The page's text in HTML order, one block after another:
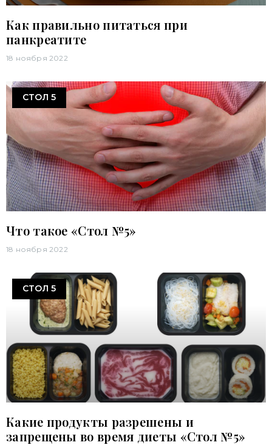
Как правильно питаться при
панкреатите
18 ноября 2022
СТОЛ 5
Что такое «Стол №5»
18 ноября 2022
СТОЛ 5
Какие продукты разрешены и
запрещены во время диеты «Стол №5»